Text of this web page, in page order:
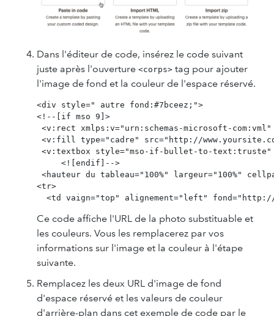
Dans l'éditeur de code, insérez le code suivant
juste après l'ouverture <corps> tag pour ajouter
l'image de fond et la couleur de l'espace réservé.
<div style=" autre fond:#7bceez;">
<!--[if mso 9]>
<v:rect xmlps:v="urn:schemas-microsoft-
<v:fill type="cadre" src="http://
<v:textbox style="mso-if-bullet-to-text:truste"
     <![endif]-->
<hauteur du tableau="100%" largeur="100%"
<tr>
Ce code affiche l'URL de la photo substituable et
les couleurs. Vous les remplacerez par vos
informations sur l'image et la couleur à l'étape
suivante.
Remplacez les deux URL d'image de fond
d'espace réservé et les valeurs de couleur
d'arrière-plan dans cet exemple de code par le